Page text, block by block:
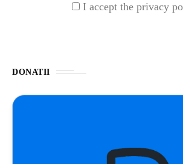
I accept the privacy
DONATII
Barajul Trei Defileuri a